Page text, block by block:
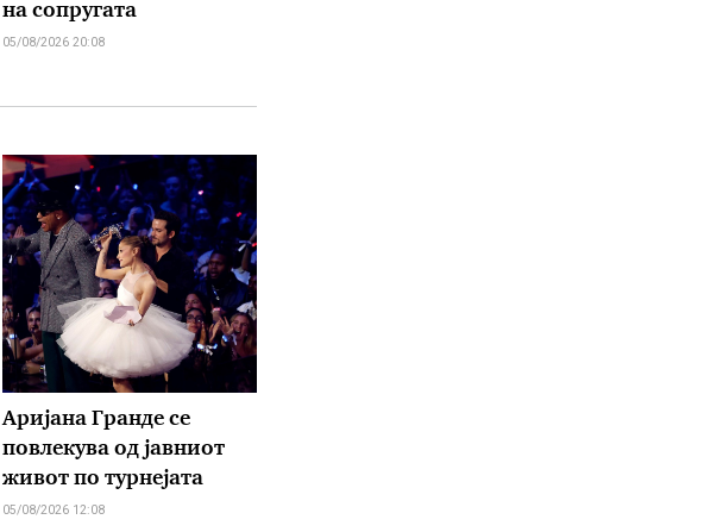
на сопругата
05/08/2026 20:08
Аријана Гранде се
повлекува од јавниот
живот по турнејата
05/08/2026 12:08